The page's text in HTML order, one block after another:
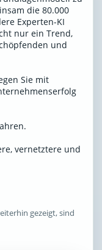
die 80.000
Experten-KI
nur ein Trend,
und
Sie mit
vernetztere und
gezeigt, sind